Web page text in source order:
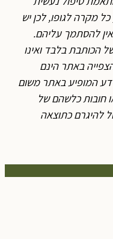
מקרה לגופו, לכן יש
להסתמך עליהם.
בלבד ואינו
באתר הינם
המופיע באתר משום
כלשהם של
להיגרם כתוצאה